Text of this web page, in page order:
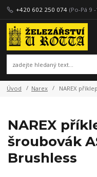
+420 602 250 074 (Po-Pá 9
Úvod Narex NAREX
NAREX
šroubovák
Brushless